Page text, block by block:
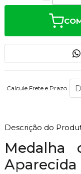
Calcule Frete e Prazo
Descrição do
Medalha